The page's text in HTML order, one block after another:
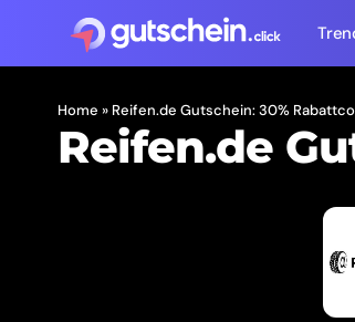
Reifen.de
Home » Reifen.de Gutschein: 30%